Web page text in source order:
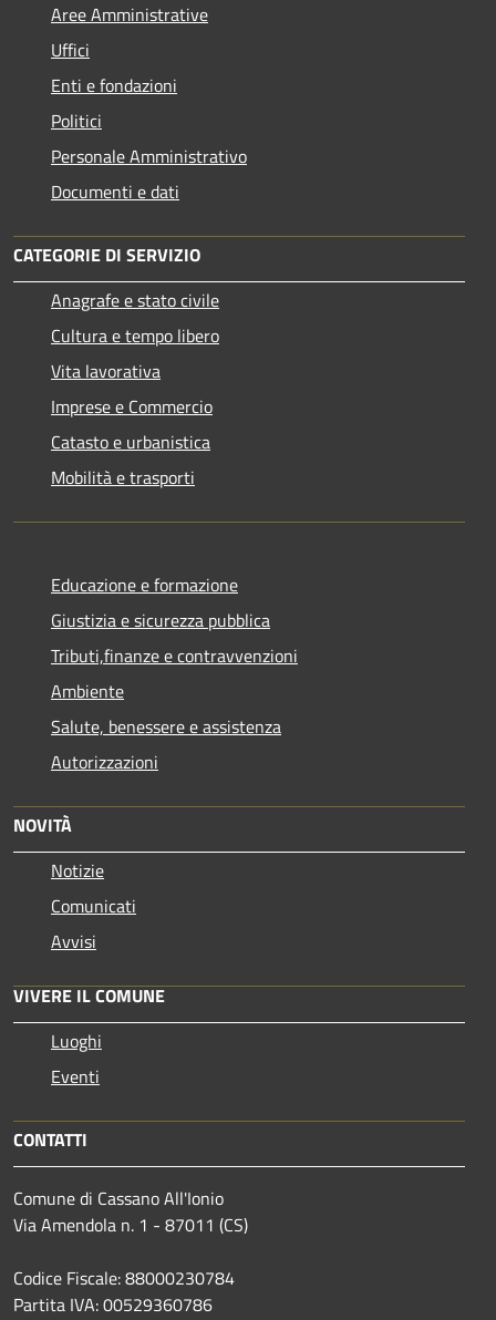
Aree Amministrative
Uffici
Enti e fondazioni
Politici
Personale Amministrativo
Documenti e dati
CATEGORIE DI SERVIZIO
Anagrafe e stato civile
Cultura e tempo libero
Vita lavorativa
Imprese e Commercio
Catasto e urbanistica
Mobilità e trasporti
Educazione e formazione
Giustizia e sicurezza pubblica
Tributi,finanze e contravvenzioni
Ambiente
Salute, benessere e assistenza
Autorizzazioni
NOVITÀ
Notizie
Comunicati
Avvisi
VIVERE IL COMUNE
Luoghi
Eventi
CONTATTI
Comune di Cassano All'Ionio
Via Amendola n. 1 - 87011 (CS)
Codice Fiscale: 88000230784
Partita IVA: 00529360786